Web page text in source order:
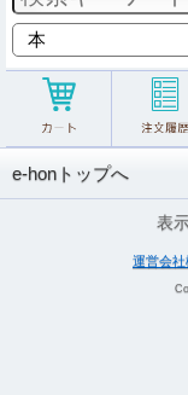
e-honトップへ
表
運営会社